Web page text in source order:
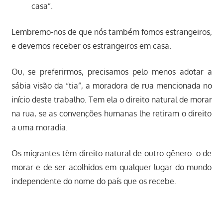
casa”.
Lembremo-nos de que nós também fomos estrangeiros,
e devemos receber os estrangeiros em casa.
Ou, se preferirmos, precisamos pelo menos adotar a
sábia visão da “tia”, a moradora de rua mencionada no
início deste trabalho. Tem ela o direito natural de morar
na rua, se as convenções humanas lhe retiram o direito
a uma moradia.
Os migrantes têm direito natural de outro gênero: o de
morar e de ser acolhidos em qualquer lugar do mundo
independente do nome do país que os recebe.